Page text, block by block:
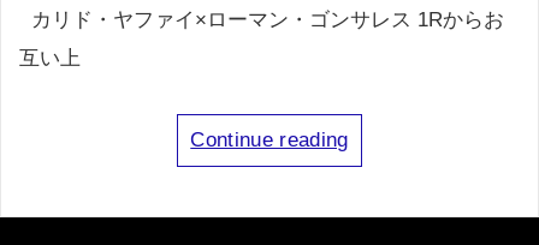
カリド・ヤファイ×ローマン・ゴンサレス 1Rからお
互い上
Continue reading